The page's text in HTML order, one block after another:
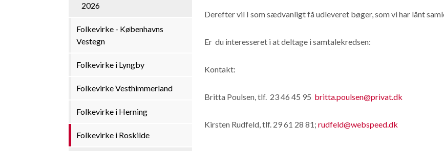
2026
Folkevirke - Københavns
Vestegn
Folkevirke i Lyngby
Folkevirke Vesthimmerland
Folkevirke i Herning
Folkevirke i Roskilde
Derefter vil I som sædvanligt få udleveret bøger, som vi har lånt
Er du interesseret i at deltage i samtalekredsen:
Kontakt:
Britta Poulsen, tlf. 23 46 45 95 britta.poulsen@privat.dk
Kirsten Rudfeld, tlf. 29 61 28 81; rudfeld@webspeed.dk